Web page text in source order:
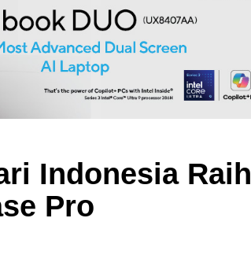
Indonesia Raih
Pro